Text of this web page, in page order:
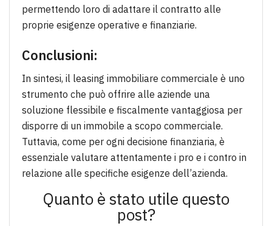
permettendo loro di adattare il contratto alle
proprie esigenze operative e finanziarie.
Conclusioni:
In sintesi, il leasing immobiliare commerciale è uno
strumento che può offrire alle aziende una
soluzione flessibile e fiscalmente vantaggiosa per
disporre di un immobile a scopo commerciale.
Tuttavia, come per ogni decisione finanziaria, è
essenziale valutare attentamente i pro e i contro in
relazione alle specifiche esigenze dell’azienda.
Quanto è stato utile questo
post?